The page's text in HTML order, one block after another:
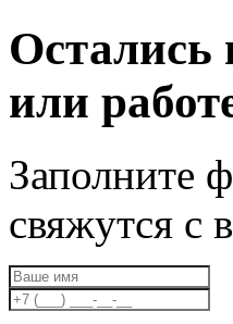
Остались
или
Заполните
свяжутся с